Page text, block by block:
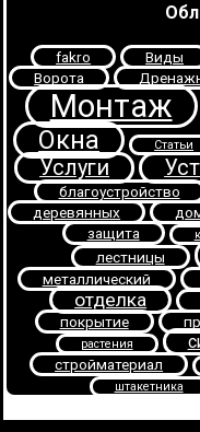
fakro Виды
Ворота
Монтаж
Окна Статьи
Услуги
благоустройство
деревянных
защита
лестницы
металлический
отделка
покрытие
растения
стройматериал
штакетника